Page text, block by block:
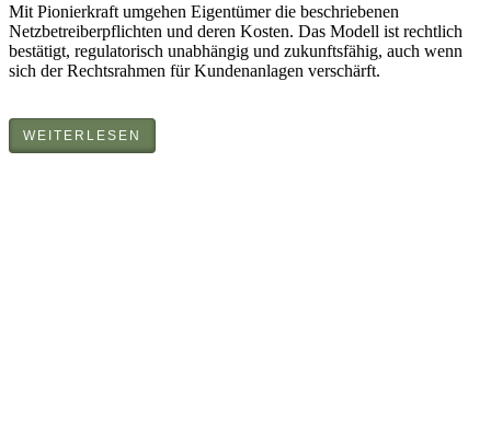
Mit Pionierkraft umgehen Eigentümer die beschriebenen
Netzbetreiberpflichten und deren Kosten. Das Modell ist rechtlich
bestätigt, regulatorisch unabhängig und zukunftsfähig, auch wenn
sich der Rechtsrahmen für Kundenanlagen verschärft.
WEITERLESEN